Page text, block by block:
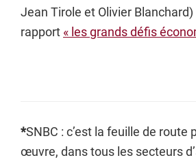
Jean Tirole et Olivier Blanchard)
rapport « les grands défis
*SNBC : c’est la feuille de route
œuvre, dans tous les secteurs